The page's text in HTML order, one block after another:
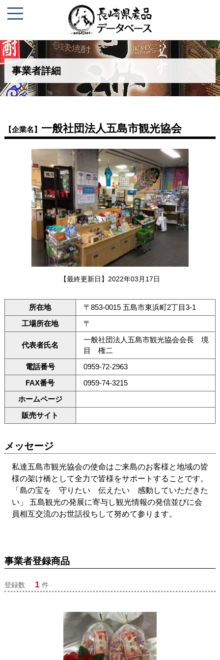
事業者詳細
【企業名】 一般社団法人五島市観光協会
【最終更新日】2022年03月17日
所在地
〒853-0015 五島市東浜町2丁目3-1
工場所在地
〒
代表者氏名
一般社団法人五島市観光協会会長 境
目 権二
電話番号
0959-72-2963
FAX番号
0959-74-3215
ホームページ
販売サイト
メッセージ
私達五島市観光協会の使命はご来島のお客様と地域の皆
様の架け橋として全力で皆様をサポートすることです。
「島の宝を 守りたい 伝えたい 感動していただきた
い」 五島観光の発展に寄与し観光情報の発信並びに会
員相互交流のお世話役ちして努めて参ります。
事業者登録商品
登録数 1 件